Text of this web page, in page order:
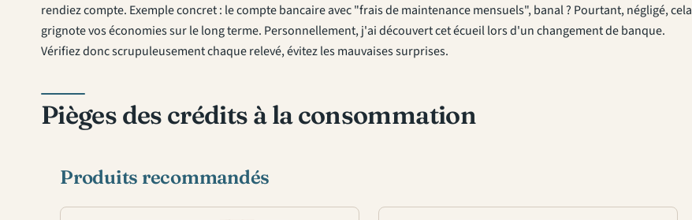
rendiez compte. Exemple concret : le compte bancaire avec "frais de maintenance mensuels", banal ? Pourtant, négligé, cela
grignote vos économies sur le long terme. Personnellement, j'ai découvert cet écueil lors d'un changement de banque.
Vérifiez donc scrupuleusement chaque relevé, évitez les mauvaises surprises.
Pièges des crédits à la consommation
Produits recommandés